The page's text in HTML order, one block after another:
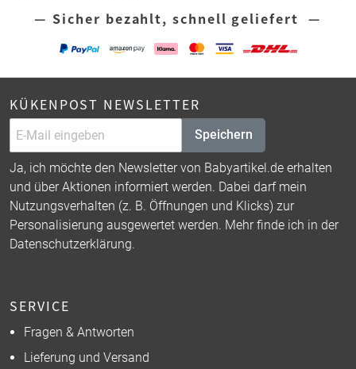
— Sicher bezahlt, schnell geliefert —
KÜKENPOST NEWSLETTER
Speichern
Ja, ich möchte den Newsletter von Babyartikel.de erhalten
und über Aktionen informiert werden. Dabei darf mein
Nutzungsverhalten (z. B. Öffnungen und Klicks) zur
Personalisierung ausgewertet werden. Mehr finde ich in der
Datenschutzerklärung.
SERVICE
Fragen & Antworten
Lieferung und Versand